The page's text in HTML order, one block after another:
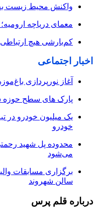
واکنش محیط زیست به
معمای دریاچه ارومیه؛
کم‌بارشی هیچ
اخبار اجتماعی
آغاز نورپردازی
پارک های سطح حوزه شهرداری
خودرو
محدوده پل شهید
می‌شود
برگزاری مسابقات
سالن شهروند
درباره قلم پرس